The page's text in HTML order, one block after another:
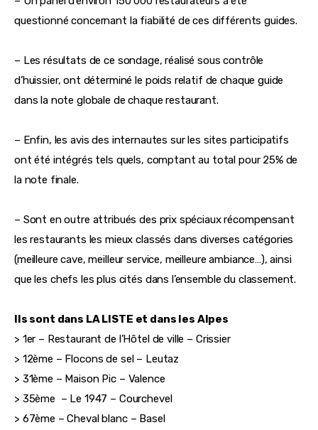
questionné concernant la fiabilité de ces différents guides.
– Les résultats de ce sondage, réalisé sous contrôle
d’huissier, ont déterminé le poids relatif de chaque guide
dans la note globale de chaque restaurant.
– Enfin, les avis des internautes sur les sites participatifs
ont été intégrés tels quels, comptant au total pour 25% de
la note finale.
– Sont en outre attribués des prix spéciaux récompensant
les restaurants les mieux classés dans diverses catégories
(meilleure cave, meilleur service, meilleure ambiance…), ainsi
que les chefs les plus cités dans l’ensemble du classement.
Ils sont dans LA LISTE et dans les Alpes
> 1er – Restaurant de l’Hôtel de ville – Crissier
> 12ème – Flocons de sel – Leutaz
> 31ème – Maison Pic – Valence
> 35ème  – Le 1947 – Courchevel
> 67ème – Cheval blanc – Basel